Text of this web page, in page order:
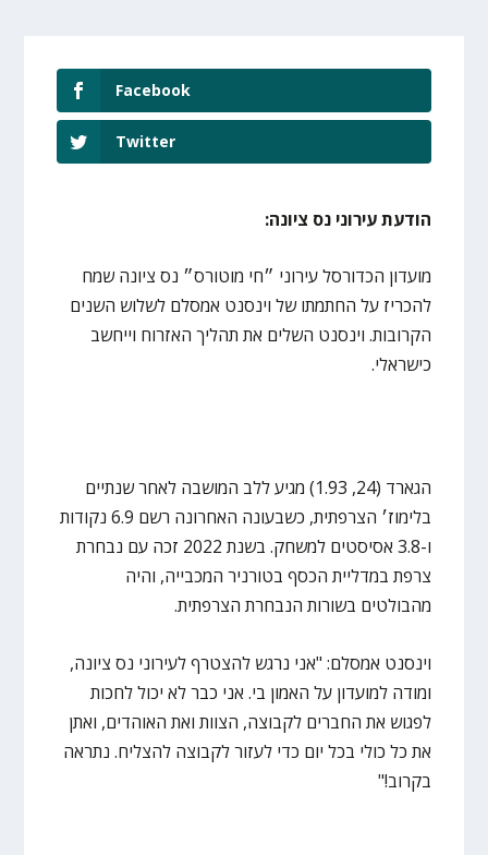
Facebook
Twitter
הודעת עירוני נס ציונה:
מועדון הכדורסל עירוני ״חי מוטורס״ נס ציונה שמח
להכריז על החתמתו של וינסנט אמסלם לשלוש השנים
הקרובות. וינסנט השלים את תהליך האזרוח וייחשב
כישראלי.
הגארד (24, 1.93) מגיע ללב המושבה לאחר שנתיים
בלימוז׳ הצרפתית, כשבעונה האחרונה רשם 6.9 נקודות
ו-3.8 אסיסטים למשחק. בשנת 2022 זכה עם נבחרת
צרפת במדליית הכסף בטורניר המכבייה, והיה
מהבולטים בשורות הנבחרת הצרפתית.
וינסנט אמסלם: "אני נרגש להצטרף לעירוני נס ציונה,
ומודה למועדון על האמון בי. אני כבר לא יכול לחכות
לפגוש את החברים לקבוצה, הצוות ואת האוהדים, ואתן
את כל כולי בכל יום כדי לעזור לקבוצה להצליח. נתראה
בקרוב!"